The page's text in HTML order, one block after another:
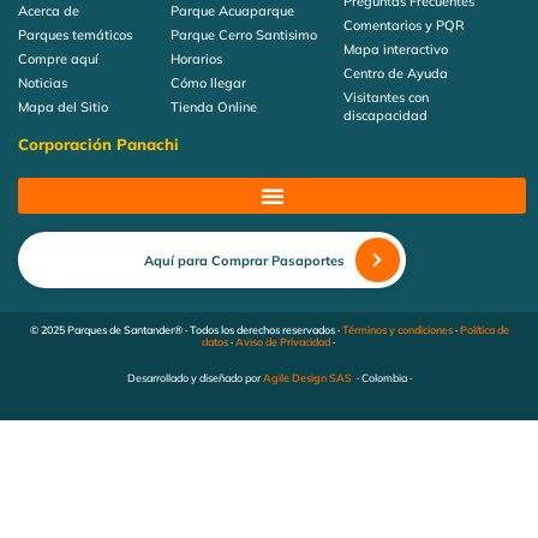
Acerca de
Parques temáticos
Compre aquí
Noticias
Mapa del Sitio
Parque Acuaparque
Parque Cerro Santisimo
Horarios
Cómo llegar
Tienda Online
Comentarios y PQR
Mapa interactivo
Centro de Ayuda
Visitantes con
discapacidad
Corporación Panachi
Aquí para Comprar Pasaportes
© 2025 Parques de Santander® · Todos los derechos reservados ·Términos y condiciones·Política de
datos·Aviso de Privacidad·
Desarrollado y diseñado porAgile Design SAS· Colombia ·